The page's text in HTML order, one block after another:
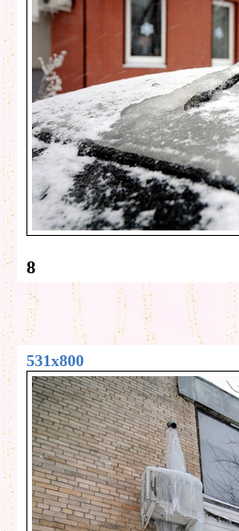
8
531x800